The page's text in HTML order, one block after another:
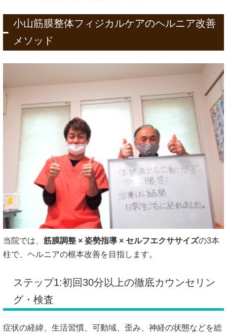
小山筋膜整体フィジカルケアのヘルニア改善
メソッド
当院では、 筋膜調整 × 姿勢指導 × セルフエクササイズの3本
柱で、ヘルニアの根本改善を目指します。
ステップ1:初回30分以上の徹底カウンセリン
グ・検査
症状の経緯、生活習慣、可動域、歪み、神経の状態などを総